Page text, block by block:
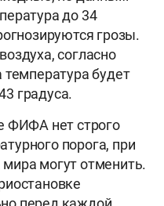
до 34
грозы.
согласно
температура будет
градуса.
ФИФА нет строго
порога, при
могут отменить.